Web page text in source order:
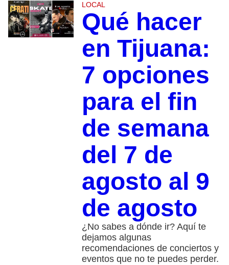
LOCAL
Qué hacer
en Tijuana:
7 opciones
para el fin
de semana
del 7 de
agosto al 9
de agosto
¿No sabes a dónde ir? Aquí te
dejamos algunas
recomendaciones de conciertos y
eventos que no te puedes perder.